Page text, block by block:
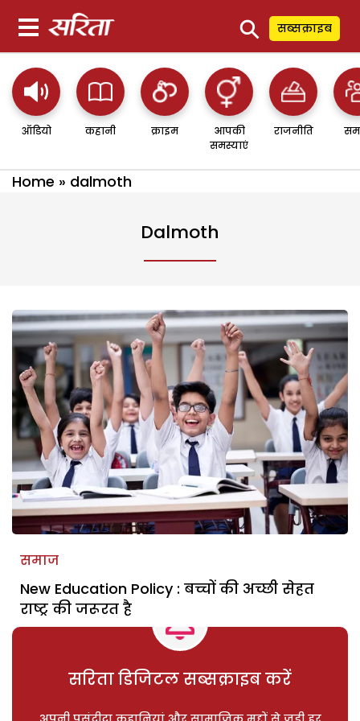
⚲ सब्सक्राइब
ऑडियो कहानी क्राइम
आपकी
समस्याएं
राजनीति
Home » dalmoth
Dalmoth
समाज
New Education Policy : बच्चों की अच्छी सेहत
राष्ट्र की जरूरत है
सरिता डिजिटल सब्सक्राइब करें